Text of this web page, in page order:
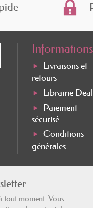
Informations
Livraisons et
retours
Librairie
Paiement
sécurisé
Conditions
générales
tout moment. Vous